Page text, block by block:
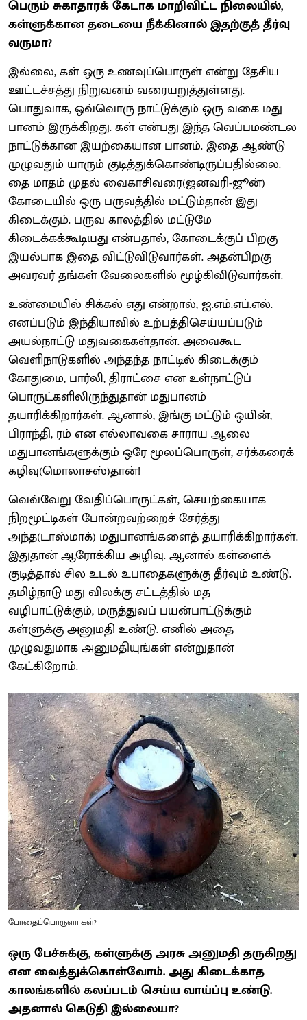
பெரும் சுகாதாரக் கேடாக மாறிவிட்ட நிலையில்,
கள்ளுக்கான தடையை நீக்கினால் இதற்குத் தீர்வு
வருமா?
இல்லை, கள் ஒரு உணவுப்பொருள் என்று தேசிய
ஊட்டச்சத்து நிறுவனம் வரையறுத்துள்ளது.
பொதுவாக, ஒவ்வொரு நாட்டுக்கும் ஒரு வகை மது
பானம் இருக்கிறது. கள் என்பது இந்த வெப்பமண்டல
நாட்டுக்கான இயற்கையான பானம். இதை ஆண்டு
முழுவதும் யாரும் குடித்துக்கொண்டிருப்பதில்லை.
தை மாதம் முதல் வைகாசிவரை(ஜனவரி-ஜூன்)
கோடையில் ஒரு பருவத்தில் மட்டும்தான் இது
கிடைக்கும். பருவ காலத்தில் மட்டுமே
கிடைக்கக்கூடியது என்பதால், கோடைக்குப் பிறகு
இயல்பாக இதை விட்டுவிடுவார்கள். அதன்பிறகு
அவரவர் தங்கள் வேலைகளில் மூழ்கிவிடுவார்கள்.
உண்மையில் சிக்கல் எது என்றால், ஐ.எம்.எப்.எல்.
எனப்படும் இந்தியாவில் உற்பத்திசெய்யப்படும்
அயல்நாட்டு மதுவகைகள்தான். அவைகூட
வெளிநாடுகளில் அந்தந்த நாட்டில் கிடைக்கும்
கோதுமை, பார்லி, திராட்சை என உள்நாட்டுப்
பொருட்களிலிருந்துதான் மதுபானம்
தயாரிக்கிறார்கள். ஆனால், இங்கு மட்டும் ஒயின்,
பிராந்தி, ரம் என எல்லாவகை சாராய ஆலை
மதுபானங்களுக்கும் ஒரே மூலப்பொருள், சர்க்கரைக்
கழிவு(மொலாசஸ்)தான்!
வெவ்வேறு வேதிப்பொருட்கள், செயற்கையாக
நிறமூட்டிகள் போன்றவற்றைச் சேர்த்து
அந்த(டாஸ்மாக்) மதுபானங்களைத் தயாரிக்கிறார்கள்.
இதுதான் ஆரோக்கிய அழிவு. ஆனால் கள்ளைக்
குடித்தால் சில உடல் உபாதைகளுக்கு தீர்வும் உண்டு.
தமிழ்நாடு மது விலக்கு சட்டத்தில் மத
வழிபாட்டுக்கும், மருத்துவப் பயன்பாட்டுக்கும்
கள்ளுக்கு அனுமதி உண்டு. எனில் அதை
முழுவதுமாக அனுமதியுங்கள் என்றுதான்
கேட்கிறோம்.
போதைப்பொருளா கள்?
ஒரு பேச்சுக்கு, கள்ளுக்கு அரசு அனுமதி தருகிறது
என வைத்துக்கொள்வோம். அது கிடைக்காத
காலங்களில் கலப்படம் செய்ய வாய்ப்பு உண்டு.
அதனால் கெடுதி இல்லையா?